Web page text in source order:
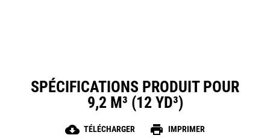
SPÉCIFICATIONS PRODUIT POUR
9,2 M³ (12 YD³)
cloud_download TÉLÉCHARGER print IMPRIMER